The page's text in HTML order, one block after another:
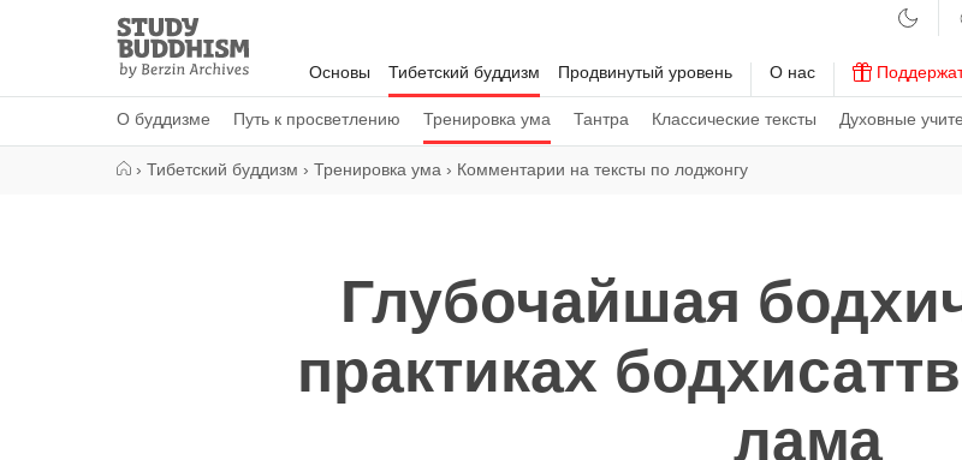
Study
Buddhism
Home
Основы Тибетский буддизм
О буддизме Путь к просветлению Тренировка ума Тантра Классические тексты Духовные
Продвинутый уровень О нас
› Тибетский буддизм › Тренировка ума › Комментарии на тексты по лоджонгу
Глубочайшая
практиках
лама